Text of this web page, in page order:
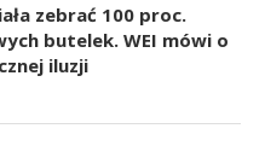
zebrać 100 proc.
butelek. WEI mówi o
iluzji